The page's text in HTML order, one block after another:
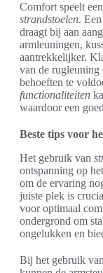
Comfort speelt
strandstoelen.
draagt bij aan
armleuningen,
aantrekkelijker.
van de rugleuning
behoeften te
functionaliteiten
waardoor een
Beste tips voor
Het gebruik van
ontspanning op
om de ervaring
juiste plek is
voor optimaal
ondergrond om
ongelukken en
Bij het gebruik